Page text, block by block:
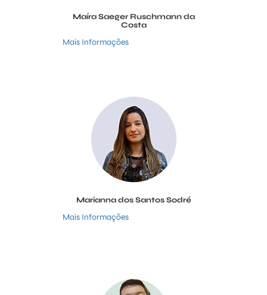
Maíra Saeger Ruschmann da
Costa
Mais Informações
Marianna dos Santos Sodré
Mais Informações